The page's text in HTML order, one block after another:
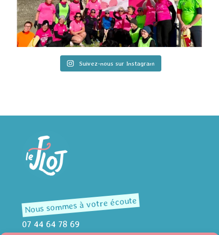
Suivez-nous sur Instagram
Nous sommes à votre écoute
07 44 64 78 69